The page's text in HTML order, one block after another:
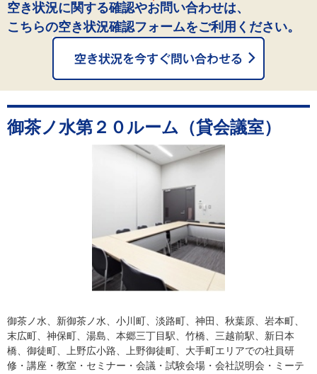
空き状況に関する確認やお問い合わせは、
こちらの空き状況確認フォームをご利用ください。
御茶ノ水第２０ルーム（貸会議室）
御茶ノ水、新御茶ノ水、小川町、淡路町、神田、秋葉原、岩本町、
末広町、神保町、湯島、本郷三丁目駅、竹橋、三越前駅、新日本
橋、御徒町、上野広小路、上野御徒町、大手町エリアでの社員研
修・講座・教室・セミナー・会議・試験会場・会社説明会・ミーテ